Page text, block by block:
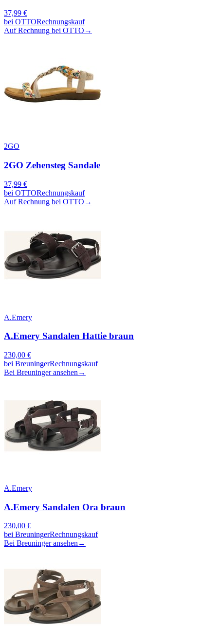
37,99 €
bei OTTORechnungskauf
Auf Rechnung bei OTTO →
2GO
2GO Zehensteg Sandale
37,99 €
bei OTTORechnungskauf
Auf Rechnung bei OTTO →
A.Emery
A.Emery Sandalen Hattie braun
230,00 €
bei BreuningerRechnungskauf
Bei Breuninger ansehen →
A.Emery
A.Emery Sandalen Ora braun
230,00 €
bei BreuningerRechnungskauf
Bei Breuninger ansehen →